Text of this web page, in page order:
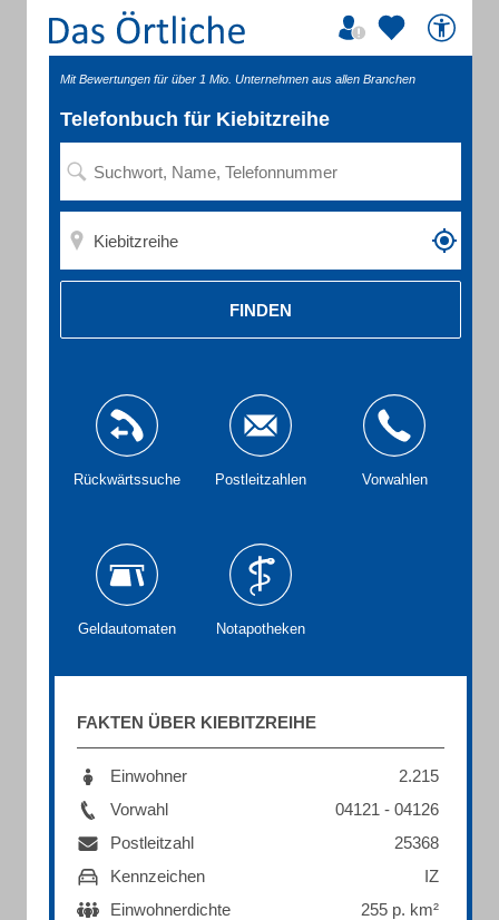
Mit Bewertungen für über 1 Mio. Unternehmen aus allen Branchen
Telefonbuch für Kiebitzreihe
FINDEN
Rückwärtssuche Postleitzahlen Vorwahlen
Geldautomaten Notapotheken
FAKTEN ÜBER KIEBITZREIHE
Einwohner
2.215
Vorwahl
04121 - 04126
Postleitzahl
25368
Kennzeichen
IZ
Einwohnerdichte
255 p. km²